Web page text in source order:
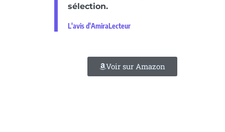
sélection.
L'avis d'AmiraLecteur
Voir sur Amazon